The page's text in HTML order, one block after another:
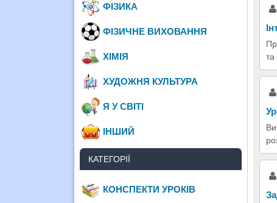
та
ФІЗИКА
ФІЗИЧНЕ ВИХОВАННЯ
ХІМІЯ
ХУДОЖНЯ КУЛЬТУРА
Я У СВІТІ
ІНШИЙ
КАТЕГОРІЇ
КОНСПЕКТИ УРОКІВ